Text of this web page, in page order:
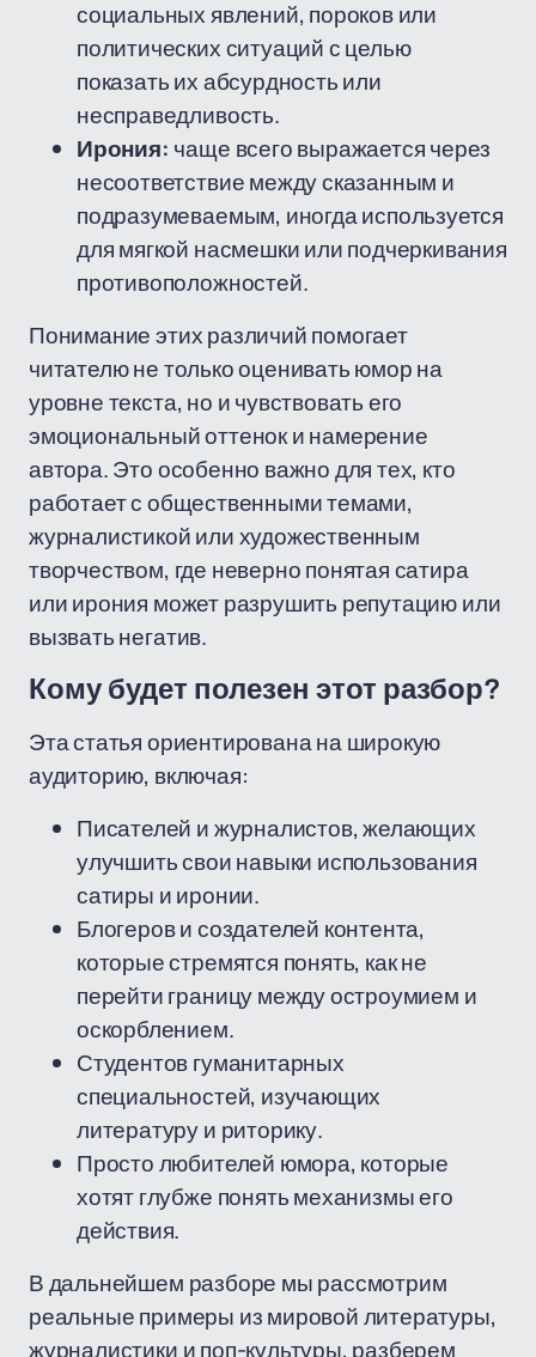
социальных явлений, пороков или
политических ситуаций с целью
показать их абсурдность или
несправедливость.
Ирония: чаще всего выражается через
несоответствие между сказанным и
подразумеваемым, иногда используется
для мягкой насмешки или подчеркивания
противоположностей.
Понимание этих различий помогает
читателю не только оценивать юмор на
уровне текста, но и чувствовать его
эмоциональный оттенок и намерение
автора. Это особенно важно для тех, кто
работает с общественными темами,
журналистикой или художественным
творчеством, где неверно понятая сатира
или ирония может разрушить репутацию или
вызвать негатив.
Кому будет полезен этот разбор?
Эта статья ориентирована на широкую
аудиторию, включая:
Писателей и журналистов, желающих
улучшить свои навыки использования
сатиры и иронии.
Блогеров и создателей контента,
которые стремятся понять, как не
перейти границу между остроумием и
оскорблением.
Студентов гуманитарных
специальностей, изучающих
литературу и риторику.
Просто любителей юмора, которые
хотят глубже понять механизмы его
действия.
В дальнейшем разборе мы рассмотрим
реальные примеры из мировой литературы,
журналистики и поп-культуры, разберем